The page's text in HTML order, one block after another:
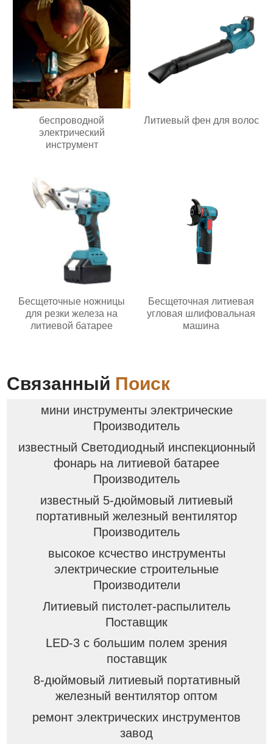
беспроводной
электрический
инструмент
Литиевый фен для волос
Бесщеточные ножницы
для резки железа на
литиевой батарее
Бесщеточная литиевая
угловая шлифовальная
машина
Связанный Поиск
мини инструменты электрические
Производитель
известный Светодиодный инспекционный
фонарь на литиевой батарее
Производитель
известный 5-дюймовый литиевый
портативный железный вентилятор
Производитель
высокое ксчество инструменты
электрические строительные
Производители
Литиевый пистолет-распылитель
Поставщик
LED-3 с большим полем зрения
поставщик
8-дюймовый литиевый портативный
железный вентилятор оптом
ремонт электрических инструментов
завод